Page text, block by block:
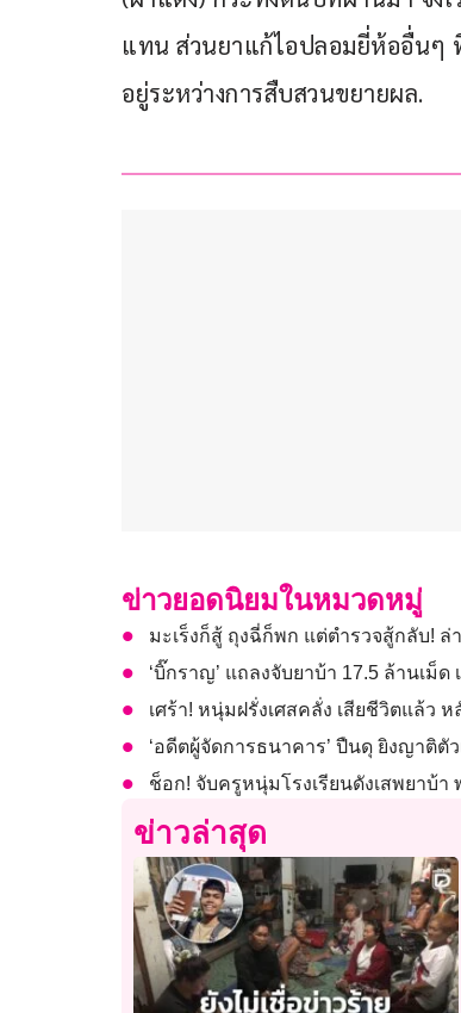
แทน ส่วนยาแก้ไอปลอมยี่ห้ออื่นๆ
อยู่ระหว่างการสืบสวนขยายผล.
ข่าวยอดนิยมในหมวดหมู่
มะเร็งก็สู้ ถุงฉี่ก็พก แต่ตำรวจสู้กลับ! ล่
‘บิ๊กราญ’ แถลงจับยาบ้า 17.5 ล้านเม็
เศร้า! หนุ่มฝรั่งเศสคลั่ง เสียชีวิตแล้ว
‘อดีตผู้จัดการธนาคาร’ ปืนดุ ยิงญาติ
ช็อก! จับครูหนุ่มโรงเรียนดังเสพยาบ้า
ข่าวล่าสุด